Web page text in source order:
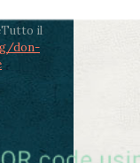
le
Tutto il
don-